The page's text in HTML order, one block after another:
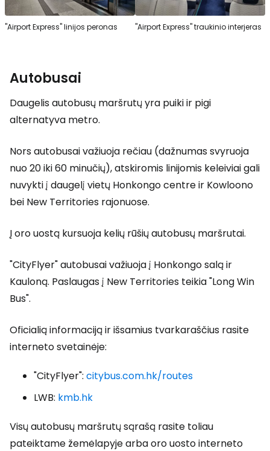
"Airport Express" linijos peronas "Airport Express" traukinio interjeras
Autobusai
Daugelis autobusų maršrutų yra puiki ir pigi
alternatyva metro.
Nors autobusai važiuoja rečiau (dažnumas svyruoja
nuo 20 iki 60 minučių), atskiromis linijomis keleiviai gali
nuvykti į daugelį vietų Honkongo centre ir Kowloono
bei New Territories rajonuose.
Į oro uostą kursuoja kelių rūšių autobusų maršrutai.
"CityFlyer" autobusai važiuoja į Honkongo salą ir
Kauloną. Paslaugas į New Territories teikia "Long Win
Bus".
Oficialią informaciją ir išsamius tvarkaraščius rasite
interneto svetainėje:
"CityFlyer": citybus.com.hk/routes
LWB: kmb.hk
Visų autobusų maršrutų sąrašą rasite toliau
pateiktame žemėlapyje arba oro uosto interneto